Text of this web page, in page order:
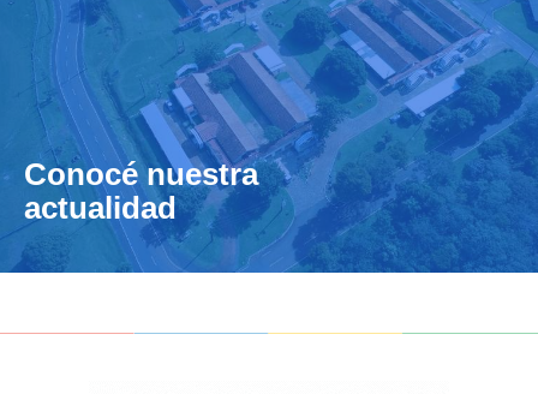
Conocé nuestra
actualidad